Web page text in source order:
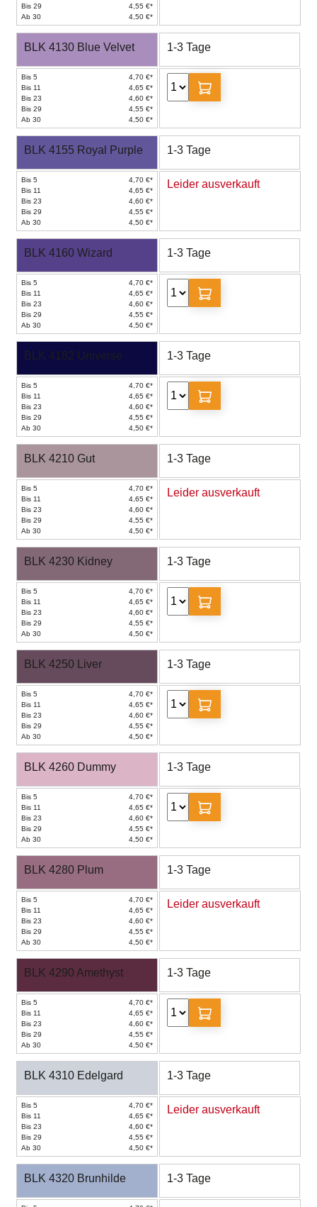
Bis 29
4,55 €*
Ab 30
4,50 €*
BLK 4130 Blue Velvet 1-3 Tage
Bis 5
4,70 €*
Bis 11
4,65 €*
Bis 23
4,60 €*
Bis 29
4,55 €*
Ab 30
4,50 €*
BLK 4155 Royal Purple 1-3 Tage
Bis 5
4,70 €*
Bis 11
4,65 €*
Bis 23
4,60 €*
Bis 29
4,55 €*
Ab 30
4,50 €*
Leider ausverkauft
BLK 4160 Wizard 1-3 Tage
Bis 5
4,70 €*
Bis 11
4,65 €*
Bis 23
4,60 €*
Bis 29
4,55 €*
Ab 30
4,50 €*
BLK 4182 Universe 1-3 Tage
Bis 5
4,70 €*
Bis 11
4,65 €*
Bis 23
4,60 €*
Bis 29
4,55 €*
Ab 30
4,50 €*
BLK 4210 Gut 1-3 Tage
Bis 5
4,70 €*
Bis 11
4,65 €*
Bis 23
4,60 €*
Bis 29
4,55 €*
Ab 30
4,50 €*
Leider ausverkauft
BLK 4230 Kidney 1-3 Tage
Bis 5
4,70 €*
Bis 11
4,65 €*
Bis 23
4,60 €*
Bis 29
4,55 €*
Ab 30
4,50 €*
BLK 4250 Liver 1-3 Tage
Bis 5
4,70 €*
Bis 11
4,65 €*
Bis 23
4,60 €*
Bis 29
4,55 €*
Ab 30
4,50 €*
BLK 4260 Dummy 1-3 Tage
Bis 5
4,70 €*
Bis 11
4,65 €*
Bis 23
4,60 €*
Bis 29
4,55 €*
Ab 30
4,50 €*
BLK 4280 Plum 1-3 Tage
Bis 5
4,70 €*
Bis 11
4,65 €*
Bis 23
4,60 €*
Bis 29
4,55 €*
Ab 30
4,50 €*
Leider ausverkauft
BLK 4290 Amethyst 1-3 Tage
Bis 5
4,70 €*
Bis 11
4,65 €*
Bis 23
4,60 €*
Bis 29
4,55 €*
Ab 30
4,50 €*
BLK 4310 Edelgard 1-3 Tage
Bis 5
4,70 €*
Bis 11
4,65 €*
Bis 23
4,60 €*
Bis 29
4,55 €*
Ab 30
4,50 €*
Leider ausverkauft
BLK 4320 Brunhilde 1-3 Tage